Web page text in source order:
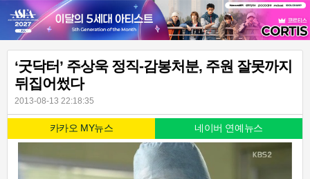
‘굿닥터’ 주상욱 정직-감봉처분, 주원 잘못까지
뒤집어썼다
2013-08-13 22:18:35
카카오 MY뉴스 네이버 연예뉴스